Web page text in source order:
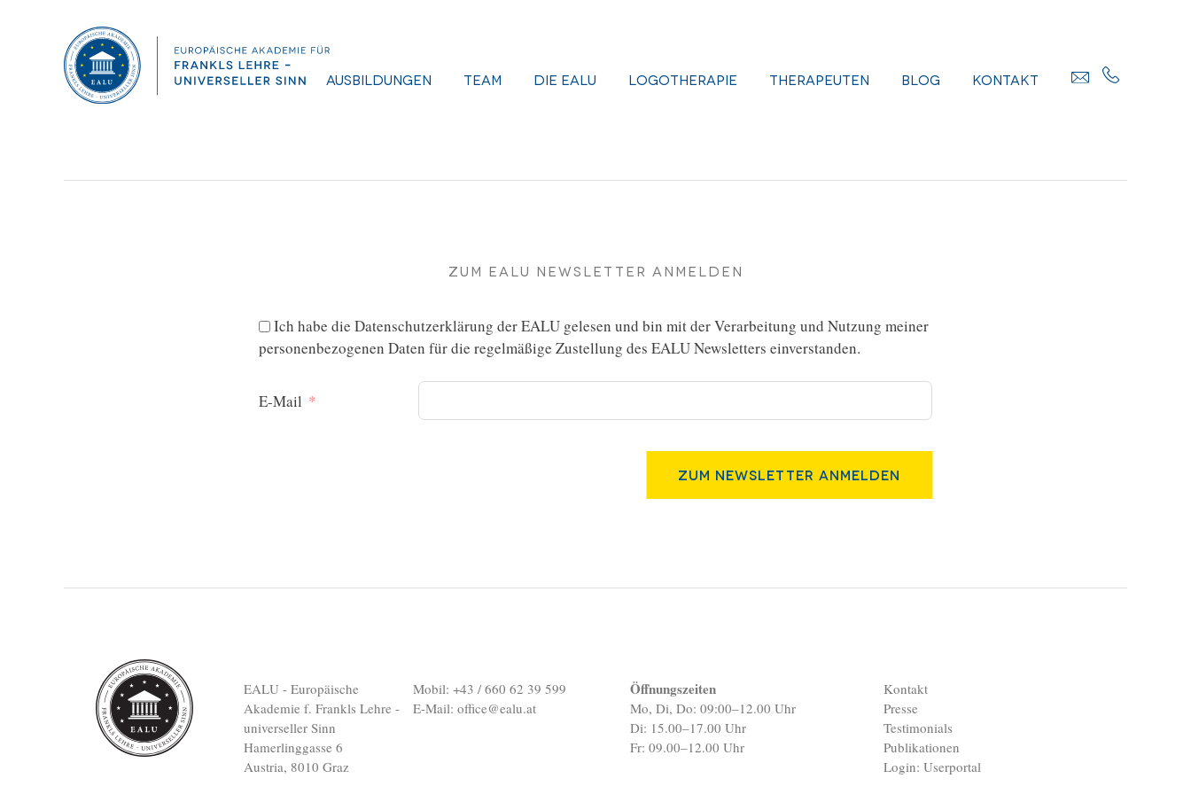
Ausbildungen Team Die EALU Logotherapie Therapeuten Blog Kontakt
Diplomarbeit, Bauernfeind Helga
Dateigröße: 1.03 MBDateiformat :
Zum EALU Newsletter anmelden
Ich habe die Datenschutzerklärung der EALU gelesen und bin mit der Verarbeitung und Nutzung meiner
personenbezogenen Daten für die regelmäßige Zustellung des EALU Newsletters einverstanden.
E-Mail
Zum Newsletter Anmelden
EALU - Europäische
Akademie f. Frankls Lehre -
universeller Sinn
Hamerlinggasse 6
Austria, 8010 Graz
Mobil: +43 / 660 62 39 599
E-Mail:office@ealu.at
Öffnungszeiten
Mo, Di, Do: 09:00–12.00 Uhr
Di: 15.00–17.00 Uhr
Fr: 09.00–12.00 Uhr
Kontakt
Presse
Testimonials
Publikationen
Login: Userportal